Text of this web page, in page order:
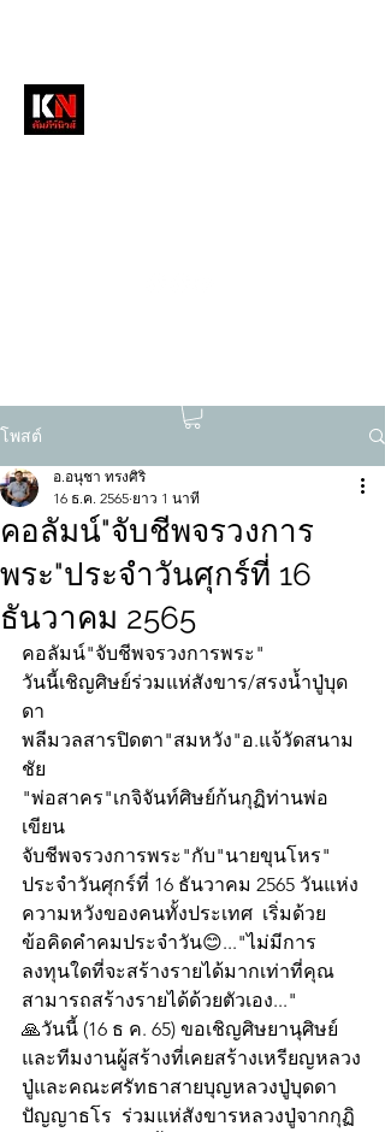
โพสต์
คอลัมน์"จับชีพจรวงการ
พระ"ประจำวันศุกร์ที่ 16
ธันวาคม 2565
อ.อนุชา ทรงศิริ
16 ธ.ค. 2565 ยาว 1 นาที
คอลัมน์"จับชีพจรวงการพระ"
วันนี้เชิญศิษย์ร่วมแห่สังขาร/สรงน้ำปู่บุด
ดา
พลีมวลสารปิดตา"สมหวัง"อ.แจ้วัดสนาม
ชัย
"พ่อสาคร"เกจิจันท์ศิษย์ก้นกุฏิท่านพ่อ
เขียน
จับชีพจรวงการพระ"กับ"นายขุนโหร"
ประจำวันศุกร์ที่ 16 ธันวาคม 2565 วันแห่ง
ความหวังของคนทั้งประเทศ  เริ่มด้วย
ข้อคิดคำคมประจำวัน😊..."ไม่มีการ
ลงทุนใดที่จะสร้างรายได้มากเท่าที่คุณ
สามารถสร้างรายได้ด้วยตัวเอง..."
🙏วันนี้ (16 ธ ค. 65) ขอเชิญศิษยานุศิษย์
และทีมงานผู้สร้างที่เคยสร้างเหรียญหลวง
ปู่และคณะศรัทธาสายบุญหลวงปู่บุดดา
ปัญญาธโร  ร่วมแห่สังขารหลวงปู่จากกุฏิ